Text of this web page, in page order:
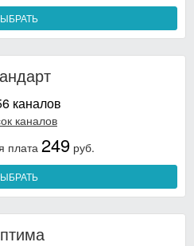
каналов
каналов
плата 249руб.